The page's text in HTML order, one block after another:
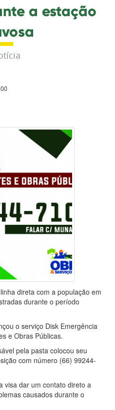
a estação
direta com a população em
durante o período
o serviço Disk Emergência
e Obras Públicas.
pela pasta colocou seu
com número (66) 99244-
visa dar um contato direto a
causados durante o